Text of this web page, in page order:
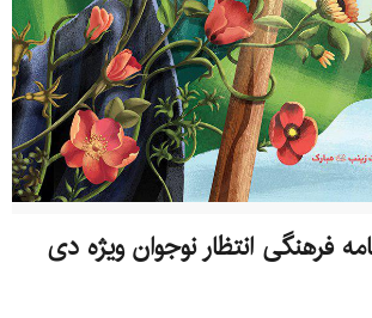
ماهنامه فرهنگی انتظار نوجوان ویژه دی
ماهنامه فرهنگی انتظار نوجوان ویژه آذر ماه